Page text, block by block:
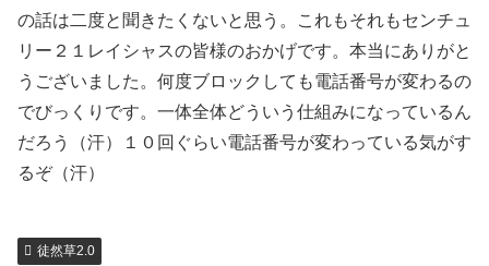
の話は二度と聞きたくないと思う。これもそれもセンチュ
リー２１レイシャスの皆様のおかげです。本当にありがと
うございました。何度ブロックしても電話番号が変わるの
でびっくりです。一体全体どういう仕組みになっているん
だろう（汗）１０回ぐらい電話番号が変わっている気がす
るぞ（汗）
徒然草2.0